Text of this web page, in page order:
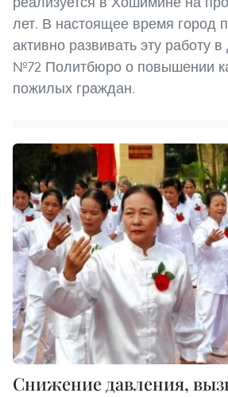
лет. В настоящее время город
активно развивать эту работу
№72 Политбюро о повышении
пожилых граждан.
Снижение давления,